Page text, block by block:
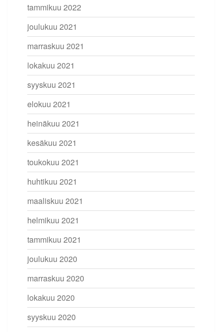
tammikuu 2022
joulukuu 2021
marraskuu 2021
lokakuu 2021
syyskuu 2021
elokuu 2021
heinäkuu 2021
kesäkuu 2021
toukokuu 2021
huhtikuu 2021
maaliskuu 2021
helmikuu 2021
tammikuu 2021
joulukuu 2020
marraskuu 2020
lokakuu 2020
syyskuu 2020